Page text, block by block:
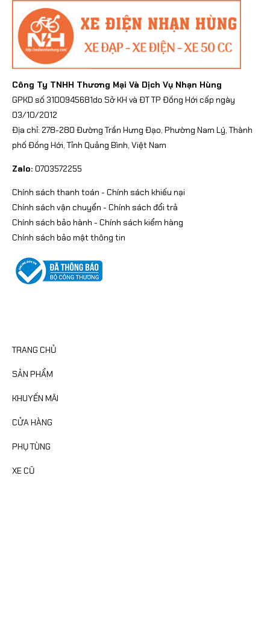
Công Ty TNHH Thương Mại Và Dịch Vụ Nhạn Hùng
GPKD số 3100945681do Sở KH và ĐT TP Đồng Hới cấp ngày
03/10/2012
Địa chỉ: 278-280 Đường Trần Hưng Đạo, Phường Nam Lý, Thành
phố Đồng Hới, Tỉnh Quảng Bình, Việt Nam
Zalo: 0703572255
Chính sách thanh toán - Chính sách khiếu nại
Chính sách vận chuyển - Chính sách đổi trả
Chính sách bảo hành - Chính sách kiểm hàng
Chính sách bảo mật thông tin
TRANG CHỦ
SẢN PHẨM
KHUYẾN MÃI
CỬA HÀNG
PHỤ TÙNG
XE CŨ